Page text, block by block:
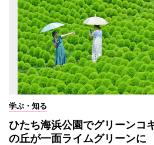
学ぶ・知る
ひたち海浜公園でグリーン
の丘が一面ライムグリーンに